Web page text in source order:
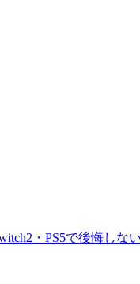
・PS5で後悔しな